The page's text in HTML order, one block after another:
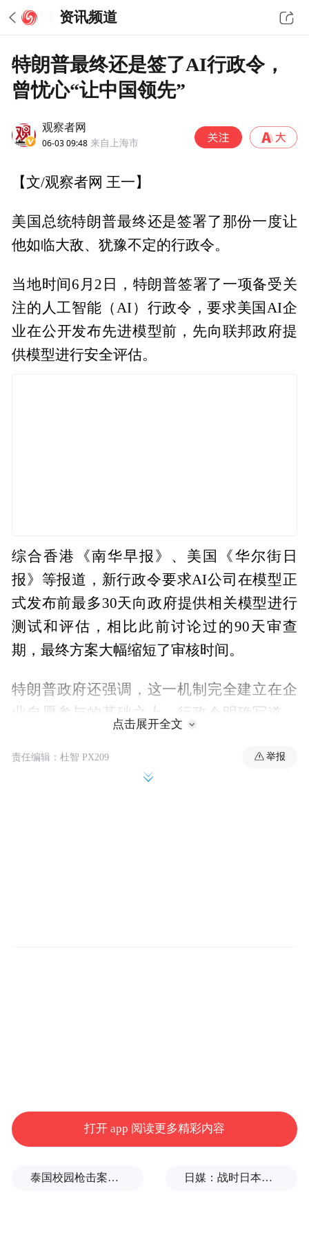
资讯频道
特朗普最终还是签了AI行政令，
曾忧心“让中国领先”
观察者网
06-03 09:48 来自上海市
【文/观察者网 王一】
美国总统特朗普最终还是签署了那份一度让
他如临大敌、犹豫不定的行政令。
当地时间6月2日，特朗普签署了一项备受关
注的人工智能（AI）行政令，要求美国AI企
业在公开发布先进模型前，先向联邦政府提
供模型进行安全评估。
综合香港《南华早报》、美国《华尔街日
报》等报道，新行政令要求AI公司在模型正
式发布前最多30天向政府提供相关模型进行
测试和评估，相比此前讨论过的90天审查
期，最终方案大幅缩短了审核时间。
特朗普政府还强调，这一机制完全建立在企
业自愿参与的基础之上。行政令明确写道，
新AI模型（包括先进模型）开发、发布和分
发的强制许可、预审批或政府授权制度”。不
月底签署，白宫当时甚至已邀请多名科技行
业高管赴华盛顿参加签署仪式，但就在原定
担忧影响美国对华竞争优势为由，推迟了仪
点击展开全文
责任编辑：杜智 PX209 举报
打开 app 阅读更多精彩内容
泰国校园枪击案致9死，枪手父亲道歉 日媒：战时日本多所大学进行输血人体实验，向患者注射动物血